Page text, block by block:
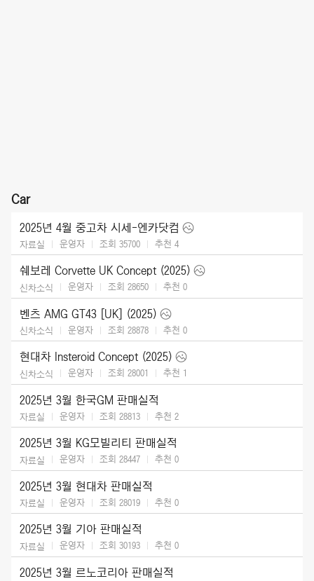
Car
2025년 4월 중고차 시세-엔카닷컴
자료실 운영자 조회 35700 추천 4
쉐보레 Corvette UK Concept (2025)
신차소식 운영자 조회 28650 추천 0
벤츠 AMG GT43 [UK] (2025)
신차소식 운영자 조회 28878 추천 0
현대차 Insteroid Concept (2025)
신차소식 운영자 조회 28001 추천 1
2025년 3월 한국GM 판매실적
자료실 운영자 조회 28813 추천 2
2025년 3월 KG모빌리티 판매실적
자료실 운영자 조회 28447 추천 0
2025년 3월 현대차 판매실적
자료실 운영자 조회 28019 추천 0
2025년 3월 기아 판매실적
자료실 운영자 조회 30193 추천 0
2025년 3월 르노코리아 판매실적